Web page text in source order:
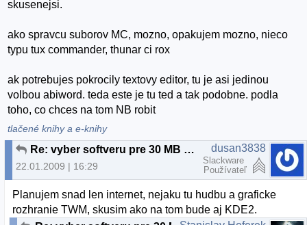
skusenejsi.
ako spravcu suborov MC, mozno, opakujem mozno, nieco
typu tux commander, thunar ci rox
ak potrebujes pokrocily textovy editor, tu je asi jedinou
volbou abiword. teda este je tu ted a tak podobne. podla
toho, co chces na tom NB robit
tlačené knihy a e-knihy
Re: vyber softveru pre 30 MB RAM a 3 GB HDD
22.01.2009 | 16:29
dusan3838
Slackware
Používateľ
Planujem snad len internet, nejaku tu hudbu a graficke
rozhranie TWM, skusim ako na tom bude aj KDE2.